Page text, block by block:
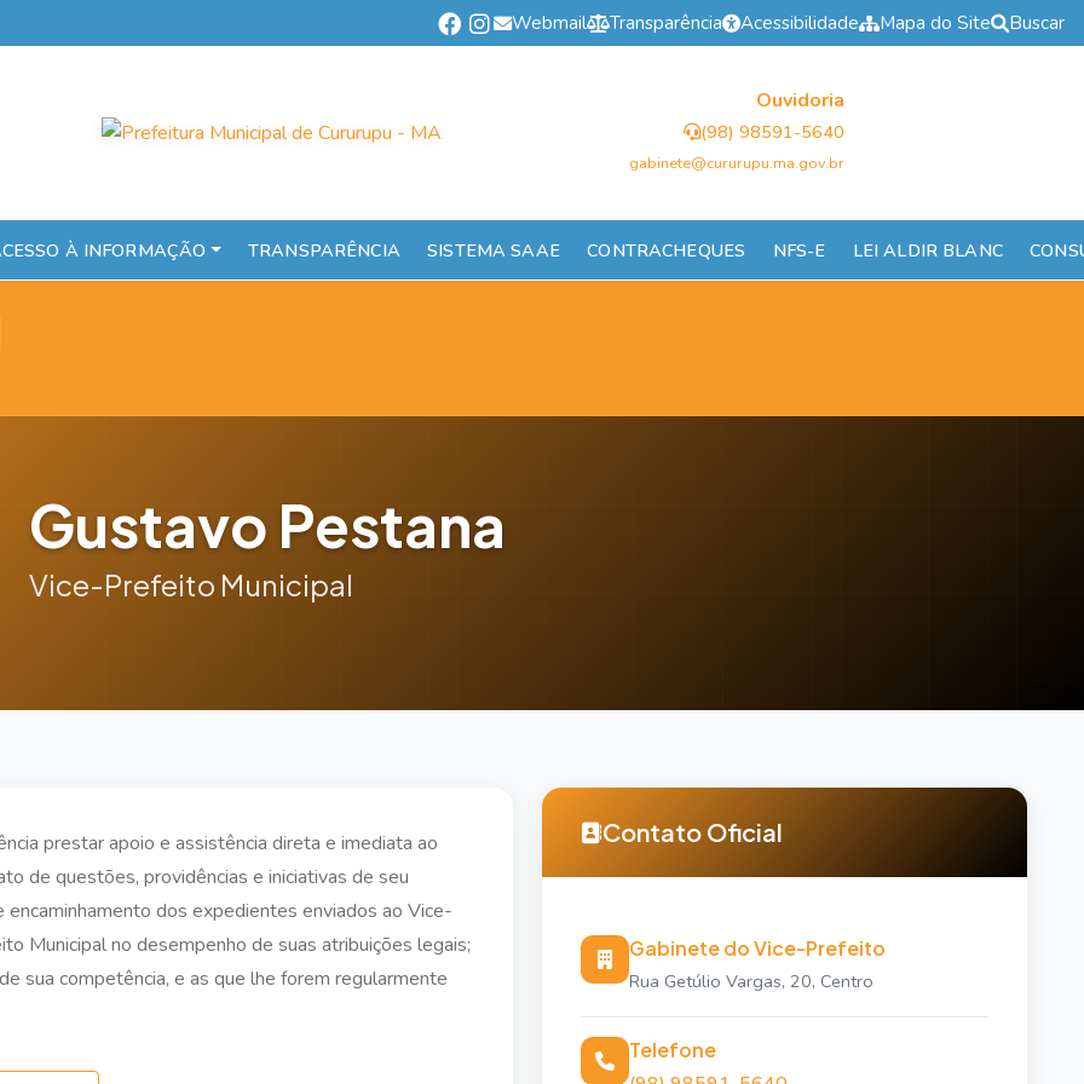
Webmail Transparência Acessibilidade Mapa do Site Buscar
Ouvidoria
(98) 98591-5640
gabinete@cururupu.ma.gov.br
À INFORMAÇÃO TRANSPARÊNCIA SISTEMA SAAE CONTRACHEQUES NFS-E LEI ALDIR BLANC
Gustavo Pestana
Vice-Prefeito Municipal
prestar apoio e assistência direta e imediata ao
de questões, providências e iniciativas de seu
dos expedientes enviados ao Vice-
Municipal no desempenho de suas atribuições legais;
sua competência, e as que lhe forem regularmente
Contato Oficial
Gabinete do Vice-Prefeito
Rua Getúlio Vargas, 20, Centro
Telefone